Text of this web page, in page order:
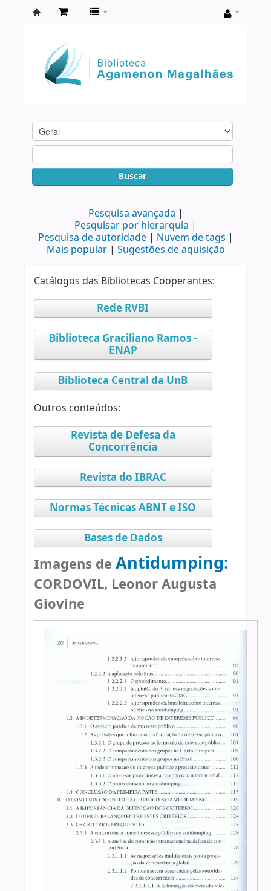
Agamenon
Magalhães
Buscar
Pesquisa avançada
Pesquisar por hierarquia
Pesquisa de autoridade
Nuvem de tags
Mais popular
Sugestões de aquisição
Catálogos das Bibliotecas Cooperantes:
Rede RVBI
Biblioteca Graciliano Ramos -
ENAP
Biblioteca Central da UnB
Outros conteúdos:
Revista de Defesa da
Concorrência
Revista do IBRAC
Normas Técnicas ABNT e ISO
Bases de Dados
Imagens de Antidumping:
CORDOVIL, Leonor Augusta
Giovine